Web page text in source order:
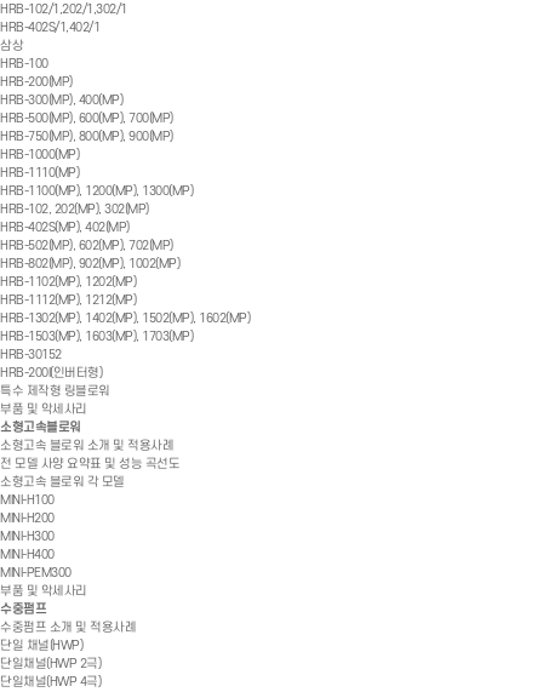
HRB-102/1,202/1,302/1
HRB-402S/1,402/1
삼상
HRB-100
HRB-200(MP)
HRB-300(MP), 400(MP)
HRB-500(MP), 600(MP), 700(MP)
HRB-750(MP), 800(MP), 900(MP)
HRB-1000(MP)
HRB-1110(MP)
HRB-1100(MP), 1200(MP), 1300(MP)
HRB-102, 202(MP), 302(MP)
HRB-402S(MP), 402(MP)
HRB-502(MP), 602(MP), 702(MP)
HRB-802(MP), 902(MP), 1002(MP)
HRB-1102(MP), 1202(MP)
HRB-1112(MP), 1212(MP)
HRB-1302(MP), 1402(MP), 1502(MP), 1602(MP)
HRB-1503(MP), 1603(MP), 1703(MP)
HRB-30152
HRB-200I(인버터형)
특수 제작형 링블로워
부품 및 악세사리
소형고속블로워
소형고속 블로워 소개 및 적용사례
전 모델 사양 요약표 및 성능 곡선도
소형고속 블로워 각 모델
MINI-H100
MINI-H200
MINI-H300
MINI-H400
MINI-PEM300
부품 및 악세사리
수중펌프
수중펌프 소개 및 적용사례
단일 채널(HWP)
단일채널(HWP 2극)
단일채널(HWP 4극)